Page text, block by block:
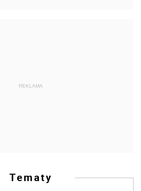
REKLAMA
Tematy